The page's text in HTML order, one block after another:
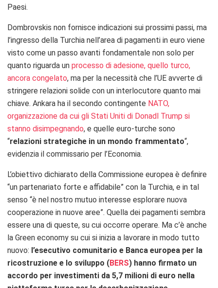
Paesi.
Dombrovskis non fornisce indicazioni sui prossimi passi, ma
l’ingresso della Turchia nell’area di pagamenti in euro viene
visto come un passo avanti fondamentale non solo per
quanto riguarda un processo di adesione, quello turco,
ancora congelato, ma per la necessità che l’UE avverte di
stringere relazioni solide con un interlocutore quanto mai
chiave. Ankara ha il secondo contingente NATO,
organizzazione da cui gli Stati Uniti di Donadl Trump si
stanno disimpegnando, e quelle euro-turche sono
“relazioni strategiche in un mondo frammentato“,
evidenzia il commissario per l’Economia.
L’obiettivo dichiarato della Commissione europea è definire
“un partenariato forte e affidabile” con la Turchia, e in tal
senso “è nel nostro mutuo interesse esplorare nuova
cooperazione in nuove aree”. Quella dei pagamenti sembra
essere una di queste, su cui occorre operare. Ma c’è anche
la Green economy su cui si inizia a lavorare in modo tutto
nuovo: l’esecutivo comunitario e Banca europea per la
ricostruzione e lo sviluppo (BERS) hanno firmato un
accordo per investimenti da 5,7 milioni di euro nella